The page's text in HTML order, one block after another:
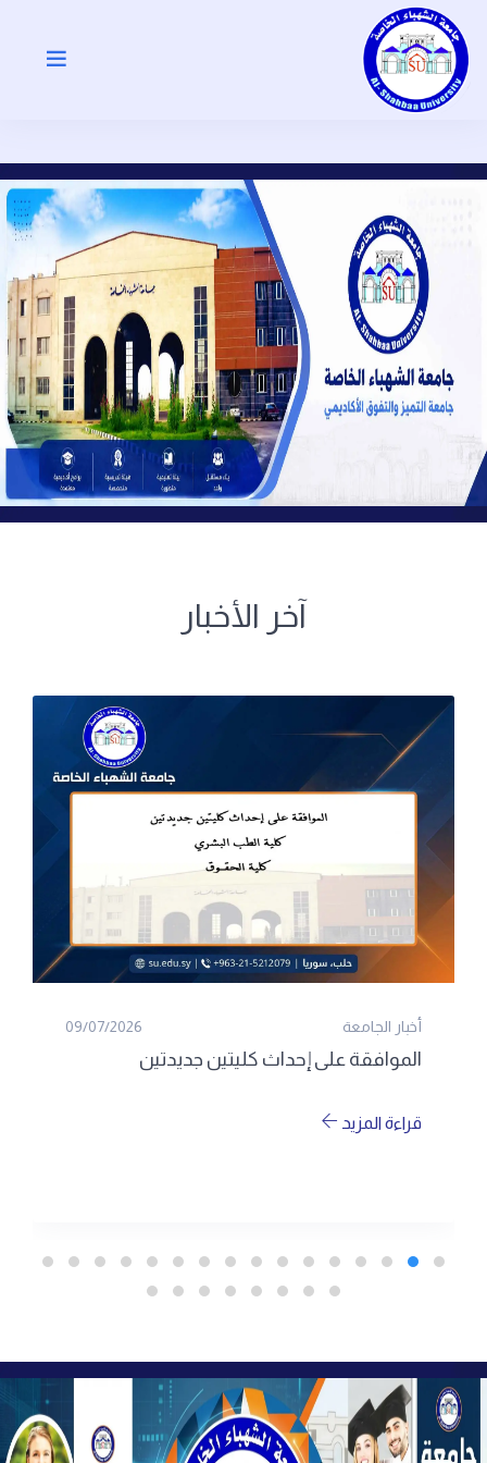
آخر الأخبار
أخبار الجامعة 09/07/2026
الموافقة على إحداث كليتين جديدتين
قراءة المزيد